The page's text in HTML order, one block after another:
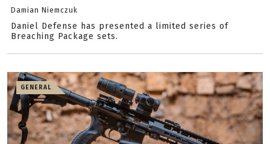
Damian Niemczuk
Daniel Defense has presented a limited series of
Breaching Package sets.
GENERAL